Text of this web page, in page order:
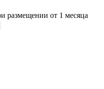
размещении от 1 месяца